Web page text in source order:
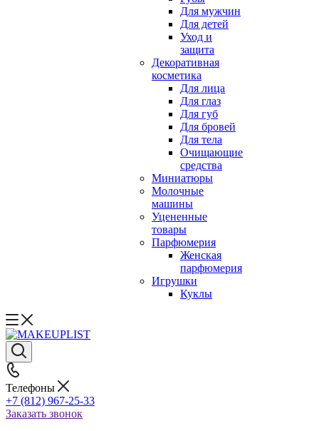
Для мужчин
Для детей
Уход и
защита
Декоративная
косметика
Для лица
Для глаз
Для губ
Для бровей
Для тела
Очищающие
средства
Миниатюры
Молочные
машины
Уцененные
товары
Парфюмерия
Женская
парфюмерия
Игрушки
Куклы
Телефоны
+7 (812) 967-25-33
Заказать звонок